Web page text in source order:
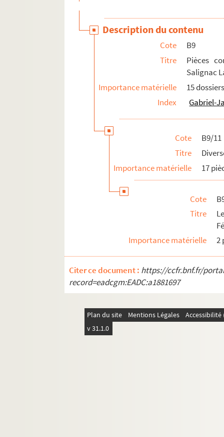
Description du contenu
Cote
B9
Titre
Pièces
Salignac
Importance matérielle
15
Index
Gabriel-
Cote
B9/11
Titre
Importance matérielle
17
Cote
Titre
Importance matérielle
2
Citer ce document : https://ccfr.bnf.fr/
record=eadcgm:EADC:a1881697
Plan du site Mentions Légales
v 31.1.0